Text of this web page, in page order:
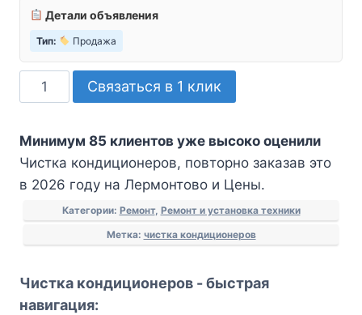
Детали объявления
Тип: Продажа
Количество
товара
кондиционеров
Связаться в 1 клик
Минимум 85 клиентов уже высоко оценили
Чистка кондиционеров, повторно заказав это
в 2026 году на Лермонтово и Цены.
Категории: Ремонт, Ремонт и установка техники
Метка: чистка кондиционеров
Чистка кондиционеров - быстрая
навигация: